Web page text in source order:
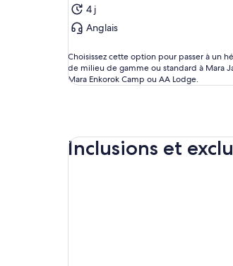
4 j
Anglais
Choisissez cette option pour passer à un
de milieu de gamme ou standard à Mara
Mara Enkorok Camp ou AA Lodge.
Inclusions et